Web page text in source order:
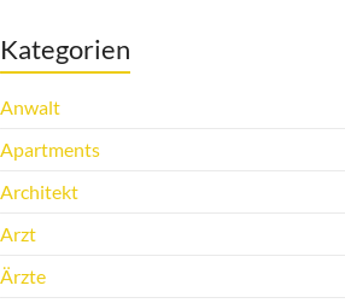
Kategorien
Anwalt
Apartments
Architekt
Arzt
Ärzte